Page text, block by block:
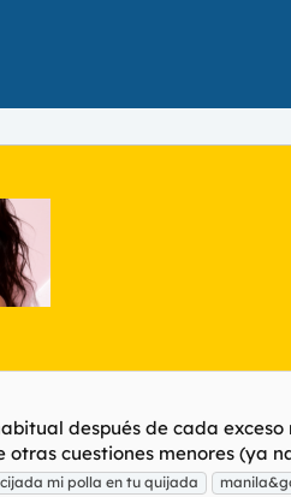
después de cada
cuestiones menores (ya
mi polla en tu quijada